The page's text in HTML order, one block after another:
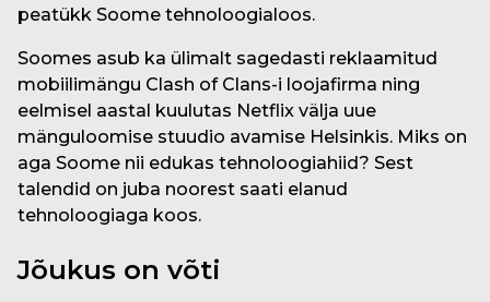
peatükk Soome tehnoloogialoos.
Soomes asub ka ülimalt sagedasti reklaamitud
mobiilimängu Clash of Clans-i loojafirma ning
eelmisel aastal kuulutas Netflix välja uue
mänguloomise stuudio avamise Helsinkis. Miks on
aga Soome nii edukas tehnoloogiahiid? Sest
talendid on juba noorest saati elanud
tehnoloogiaga koos.
Jõukus on võti